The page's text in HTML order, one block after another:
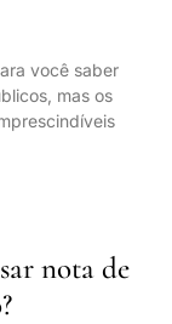
você saber
mas os
nota de